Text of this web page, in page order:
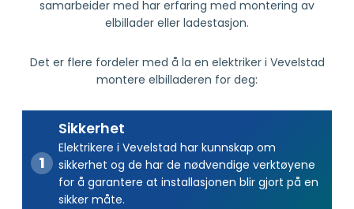
samarbeider med har erfaring med montering av
elbillader eller ladestasjon.
Det er flere fordeler med å la en elektriker i Vevelstad
montere elbilladeren for deg:
Sikkerhet
Elektrikere i Vevelstad har kunnskap om
sikkerhet og de har de nødvendige verktøyene
for å garantere at installasjonen blir gjort på en
sikker måte.